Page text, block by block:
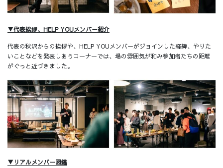
▼代表挨拶、HELP YOUメンバー紹介
代表の秋沢からの挨拶や、HELP YOUメンバーがジョインした経緯、やりた
いことなどを発表しあうコーナーでは、場の雰囲気が和み参加者たちの距離
がぐっと近づきました。
▼リアルメンバー図鑑